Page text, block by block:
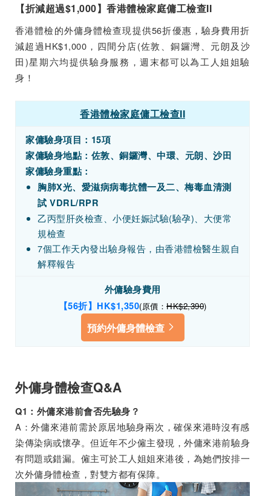
【折減超過$1,000】香港體檢家庭傭工檢查II
香港體檢的外傭身體檢查現提供56折優惠，驗身費用折
減超過HK$1,000，四間分店(佐敦、銅鑼灣、元朗及沙
田)星期六均提供驗身服務，週末都可以為工人姐姐驗
身！
香港體檢家庭傭工檢查II
家傭驗身項目：15項
家傭驗身地點：佐敦、銅鑼灣、中環、元朗、沙田
家傭驗身重點：
胸肺X光、愛滋病病毒抗體一及二、梅毒血清測
試 VDRL/RPR
乙丙型肝炎檢查、小便妊娠試驗(驗孕)、大便常
規檢查
7個工作天內發出驗身報告，由香港體檢醫生親自
解釋報告
外傭驗身費用
【56折】HK$1,350(原價： HK$2,390)
預約外傭身體檢查
外傭身體檢查Q&A
Q1：外傭來港前會否先驗身？
A：外傭來港前需於原居地驗身兩次，確保來港時沒有感
染傳染病或懷孕。但近年不少僱主發現，外傭來港前驗身
有問題或錯漏。僱主可於工人姐姐來港後，為她們按排一
次外傭身體檢查，對雙方都有保障。